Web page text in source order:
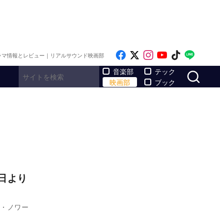
情報とレビュー｜リアルサウンド映画部 Like on Facebook
Follow on x
Follow on
Follow on
Follow
音楽部
映画部
テック
ブック
より
ノワー